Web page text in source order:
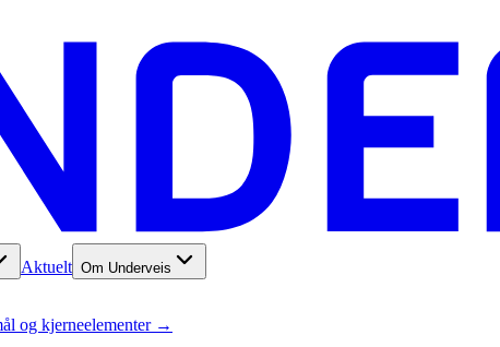
Aktuelt Om Underveis
og kjerneelementer →